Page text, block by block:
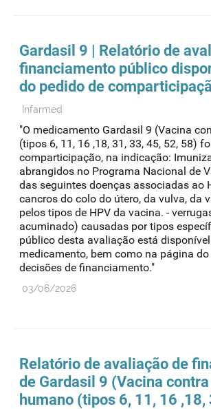
Gardasil 9 | Relatório de
financiamento público
do pedido de
Infarmed
"O medicamento Gardasil 9 (Vacina
(tipos 6, 11, 16 ,18, 31, 33, 45, 52, 58)
comparticipação, na indicação:
abrangidos no Programa Nacional de
das seguintes doenças associadas ao
cancros do colo do útero, da vulva, da
pelos tipos de HPV da vacina. -
acuminado) causadas por tipos
público desta avaliação está
medicamento, bem como na página
decisões de financiamento."
03/06/2026
Relatório de avaliação de
de Gardasil 9 (Vacina
humano (tipos 6, 11, 16